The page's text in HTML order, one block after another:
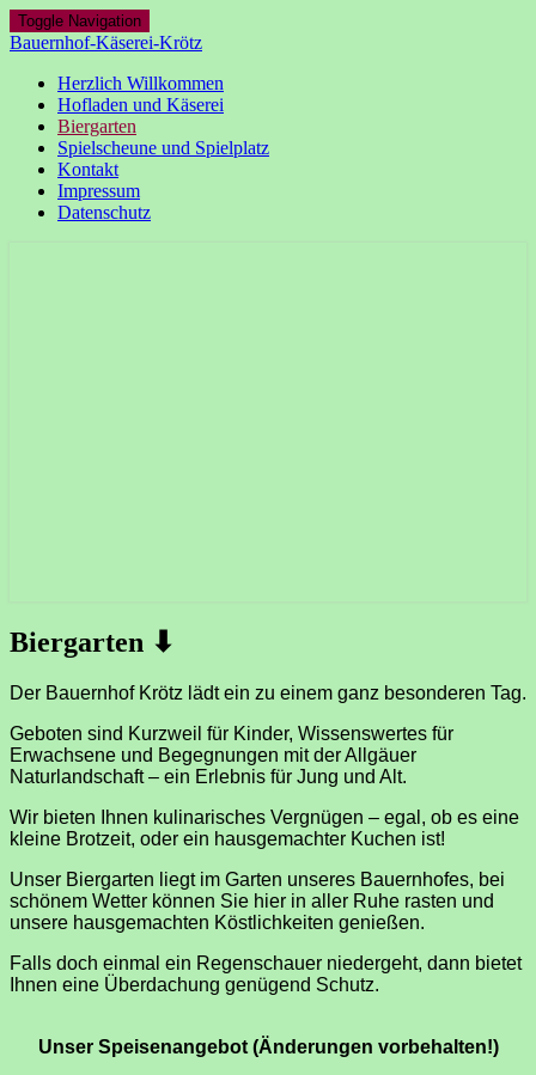
Toggle Navigation
Bauernhof-Käserei-Krötz
Herzlich Willkommen
Hofladen und Käserei
Biergarten
Spielscheune und Spielplatz
Kontakt
Impressum
Datenschutz
Biergarten
⬇︎
Biergarten ⬇︎
Der Bauernhof Krötz lädt ein zu einem ganz besonderen Tag.
Geboten sind Kurzweil für Kinder, Wissenswertes für
Erwachsene und Begegnungen mit der Allgäuer
Naturlandschaft – ein Erlebnis für Jung und Alt.
Wir bieten Ihnen kulinarisches Vergnügen – egal, ob es eine
kleine Brotzeit, oder ein hausgemachter Kuchen ist!
Unser Biergarten liegt im Garten unseres Bauernhofes, bei
schönem Wetter können Sie hier in aller Ruhe rasten und
unsere hausgemachten Köstlichkeiten genießen.
Falls doch einmal ein Regenschauer niedergeht, dann bietet
Ihnen eine Überdachung genügend Schutz.
Unser Speisenangebot (Änderungen vorbehalten!)